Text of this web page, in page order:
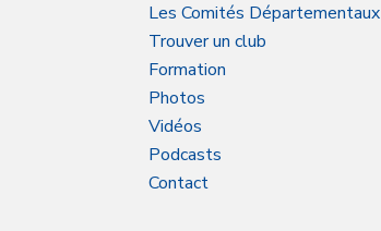
Les Comités Départementaux
Trouver un club
Formation
Photos
Vidéos
Podcasts
Contact